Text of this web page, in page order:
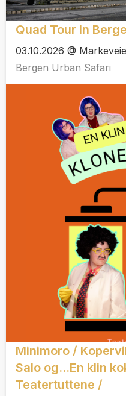
Quad Tour In
03.10.2026 @
Bergen Urban Safari
Minimoro /
Salo og...En klin
Teatertuttene /